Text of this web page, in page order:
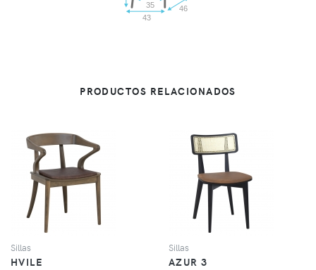
35
43
46
PRODUCTOS RELACIONADOS
VER
Sillas
HVILE
VER
Sillas
AZUR 3